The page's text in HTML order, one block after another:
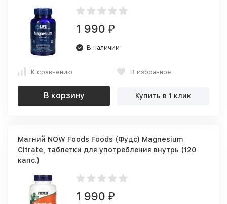
1 990 ₽
В наличии
К сравнению В избранное
В корзину Купить в 1 клик
Магний NOW Foods Foods (Фудс) Magnesium
Citrate, таблетки для употребления внутрь (120
капс.)
1 990 ₽